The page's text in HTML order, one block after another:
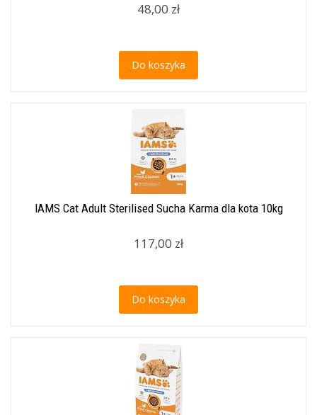
48,00 zł
Do koszyka
IAMS Cat Adult Sterilised Sucha Karma dla kota 10kg
117,00 zł
Do koszyka